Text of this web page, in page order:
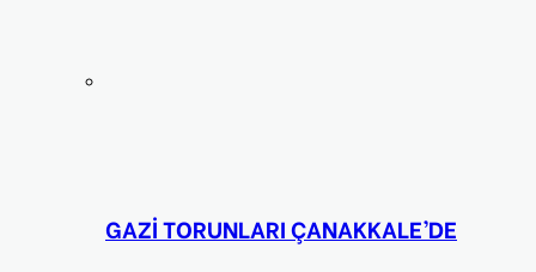
GAZİ TORUNLARI ÇANAKKALE’DE